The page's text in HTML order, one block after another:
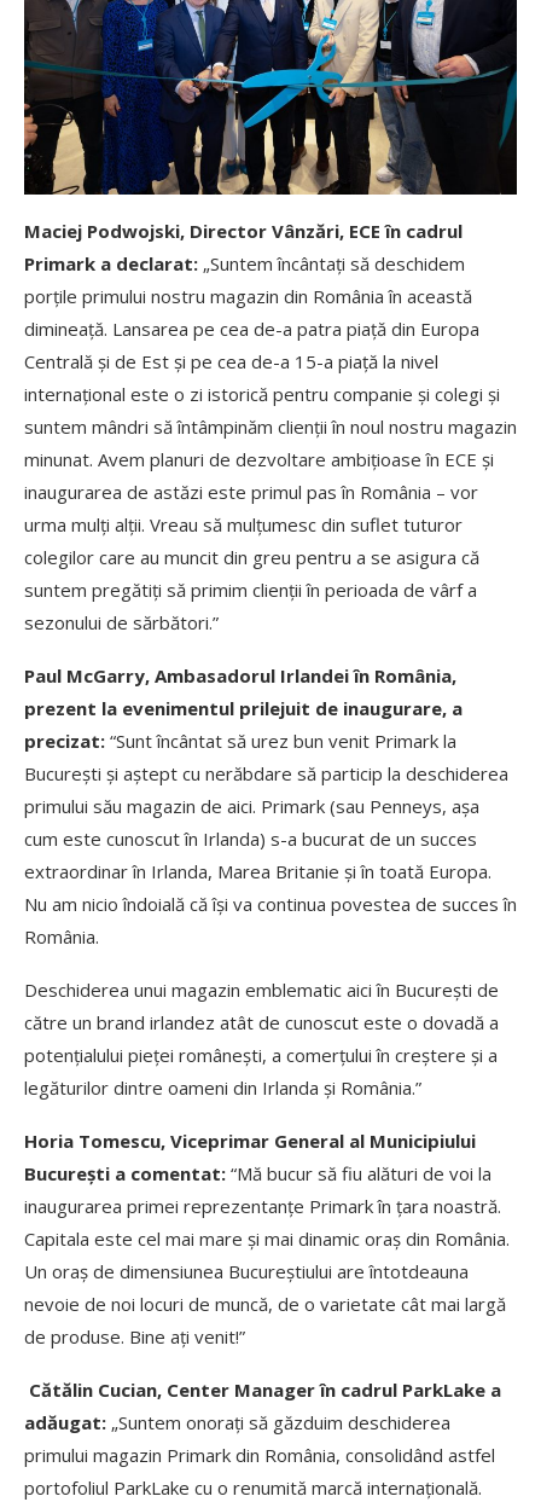
Maciej Podwojski, Director Vânzări, ECE în cadrul
Primark a declarat: „Suntem încântați să deschidem
porțile primului nostru magazin din România în această
dimineață. Lansarea pe cea de-a patra piață din Europa
Centrală și de Est și pe cea de-a 15-a piață la nivel
internațional este o zi istorică pentru companie și colegi și
suntem mândri să întâmpinăm clienții în noul nostru magazin
minunat. Avem planuri de dezvoltare ambițioase în ECE și
inaugurarea de astăzi este primul pas în România – vor
urma mulți alții. Vreau să mulțumesc din suflet tuturor
colegilor care au muncit din greu pentru a se asigura că
suntem pregătiți să primim clienții în perioada de vârf a
sezonului de sărbători.”
Paul McGarry, Ambasadorul Irlandei în România,
prezent la evenimentul prilejuit de inaugurare, a
precizat: “Sunt încântat să urez bun venit Primark la
București și aștept cu nerăbdare să particip la deschiderea
primului său magazin de aici. Primark (sau Penneys, așa
cum este cunoscut în Irlanda) s-a bucurat de un succes
extraordinar în Irlanda, Marea Britanie și în toată Europa.
Nu am nicio îndoială că își va continua povestea de succes în
România.
Deschiderea unui magazin emblematic aici în București de
către un brand irlandez atât de cunoscut este o dovadă a
potențialului pieței românești, a comerțului în creștere și a
legăturilor dintre oameni din Irlanda și România.”
Horia Tomescu, Viceprimar General al Municipiului
București a comentat: “Mă bucur să fiu alături de voi la
inaugurarea primei reprezentanțe Primark în țara noastră.
Capitala este cel mai mare și mai dinamic oraș din România.
Un oraș de dimensiunea Bucureștiului are întotdeauna
nevoie de noi locuri de muncă, de o varietate cât mai largă
de produse. Bine ați venit!”
Cătălin Cucian, Center Manager în cadrul ParkLake a
adăugat: „Suntem onorați să găzduim deschiderea
primului magazin Primark din România, consolidând astfel
portofoliul ParkLake cu o renumită marcă internațională.